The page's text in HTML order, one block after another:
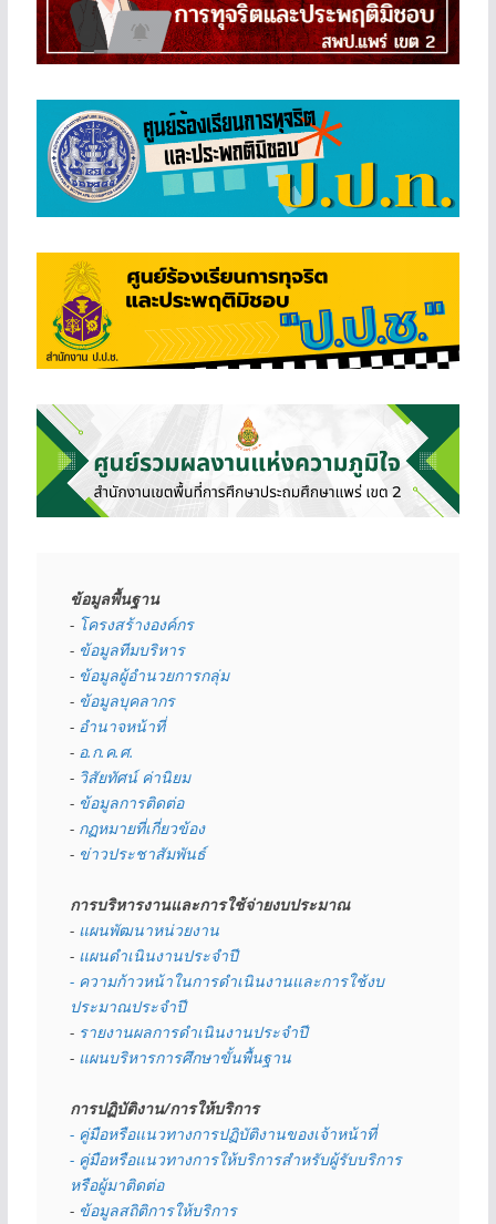
ข้อมูลพื้นฐาน
- โครงสร้างองค์กร
- ข้อมูลทีมบริหาร
- ข้อมูลผู้อำนวยการกลุ่ม
- ข้อมูลบุคลากร
- อำนาจหน้าที่
- อ.ก.ค.ศ.
- วิสัยทัศน์ ค่านิยม
- ข้อมูลการติดต่อ
- กฏหมายที่เกี่ยวข้อง
- ข่าวประชาสัมพันธ์
การบริหารงานและการใช้จ่ายงบประมาณ
- แผนพัฒนาหน่วยงาน
- แผนดำเนินงานประจำปี
- ความก้าวหน้าในการดำเนินงานและการใช้งบ
ประมาณประจำปี
- รายงานผลการดำเนินงานประจำปี
- แผนบริหารการศึกษาขั้นพื้นฐาน
การปฏิบัติงาน/การให้บริการ
- คู่มือหรือแนวทางการปฏิบัติงานของเจ้าหน้าที่
- คู่มือหรือแนวทางการให้บริการสำหรับผู้รับบริการ
หรือผู้มาติดต่อ
- ข้อมูลสถิติการให้บริการ